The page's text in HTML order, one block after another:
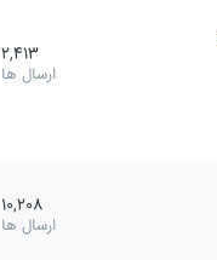
2,413
ارسال ها
10,208
ارسال ها